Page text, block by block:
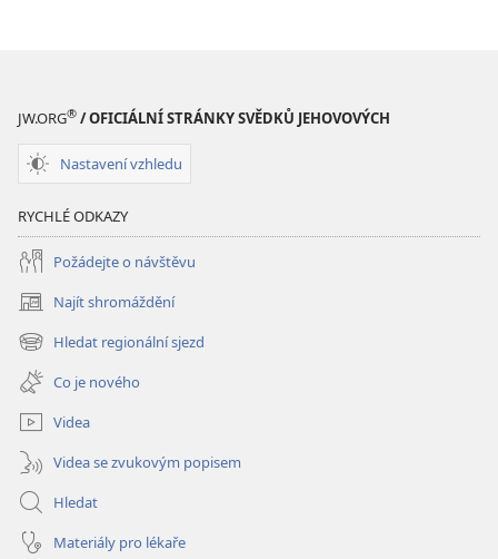
Písma
JW.ORG® / OFICIÁLNÍ STRÁNKY SVĚDKŮ JEHOVOVÝCH
Nastavení vzhledu
RYCHLÉ ODKAZY
Požádejte o návštěvu
Najít shromáždění
(otevřeno
nové
okno)
Hledat regionální sjezd
(otevřeno
nové
okno)
Co je nového
Videa
Videa se zvukovým popisem
Hledat
Materiály pro lékaře